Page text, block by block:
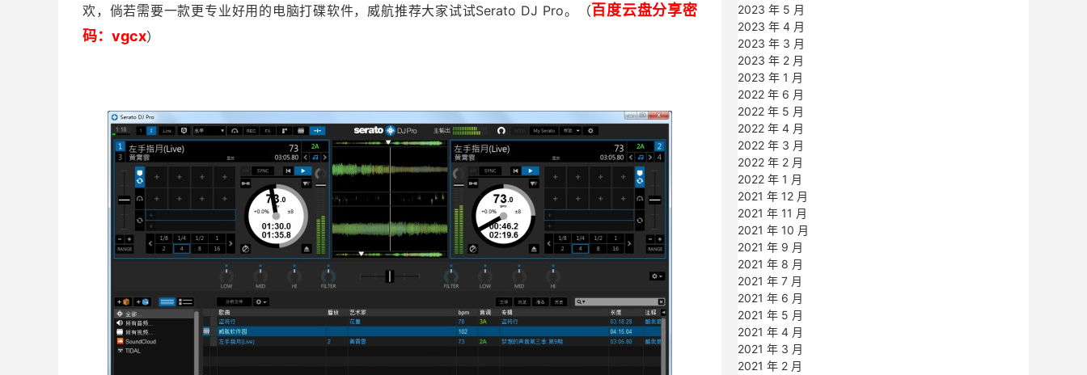
欢，倘若需要一款更专业好用的电脑打碟软件，威航推荐大家试试Serato DJ Pro。（百度云盘分享密
码：vgcx）
2023 年 5 月
2023 年 4 月
2023 年 3 月
2023 年 2 月
2023 年 1 月
2022 年 6 月
2022 年 5 月
2022 年 4 月
2022 年 3 月
2022 年 2 月
2022 年 1 月
2021 年 12 月
2021 年 11 月
2021 年 10 月
2021 年 9 月
2021 年 8 月
2021 年 7 月
2021 年 6 月
2021 年 5 月
2021 年 4 月
2021 年 3 月
2021 年 2 月